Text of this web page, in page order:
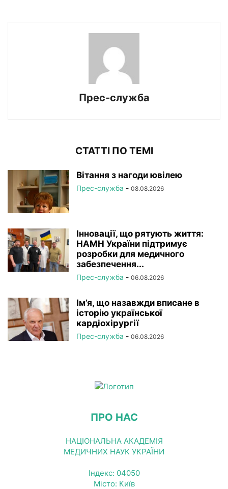
Прес-служба
СТАТТІ ПО ТЕМІ
Вітання з нагоди ювілею
Прес-служба - 08.08.2026
Інновації, що рятують життя:
НАМН України підтримує
розробки для медичного
забезпечення...
Прес-служба - 06.08.2026
Ім’я, що назавжди вписане в
історію української
кардіохірургії
Прес-служба - 06.08.2026
ПРО НАС
НАЦІОНАЛЬНА АКАДЕМІЯ
МЕДИЧНИХ НАУК УКРАЇНИ
Індекс: 04050
Місто: Київ